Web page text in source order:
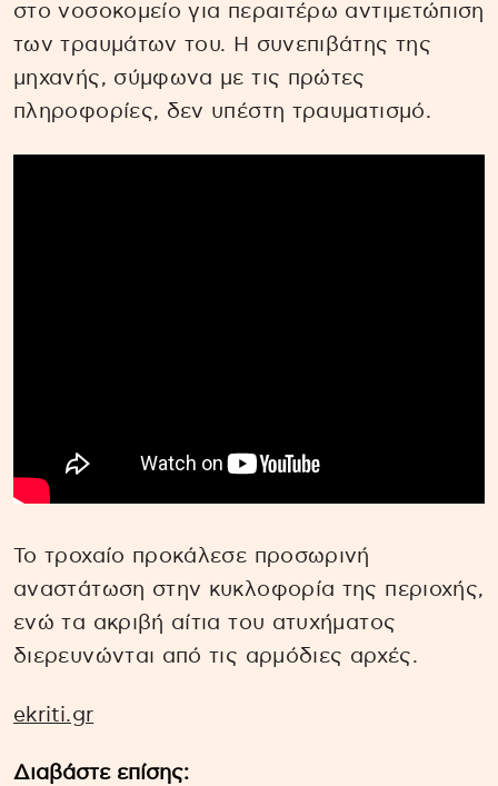
στο νοσοκομείο για περαιτέρω αντιμετώπιση
των τραυμάτων του. Η συνεπιβάτης της
μηχανής, σύμφωνα με τις πρώτες
πληροφορίες, δεν υπέστη τραυματισμό.
Το τροχαίο προκάλεσε προσωρινή
αναστάτωση στην κυκλοφορία της περιοχής,
ενώ τα ακριβή αίτια του ατυχήματος
διερευνώνται από τις αρμόδιες αρχές.
ekriti.gr
Διαβάστε επίσης: